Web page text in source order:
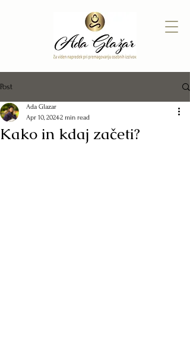
Post
Kako in kdaj začeti?
Ada Glazar
Apr 10, 20242 min read